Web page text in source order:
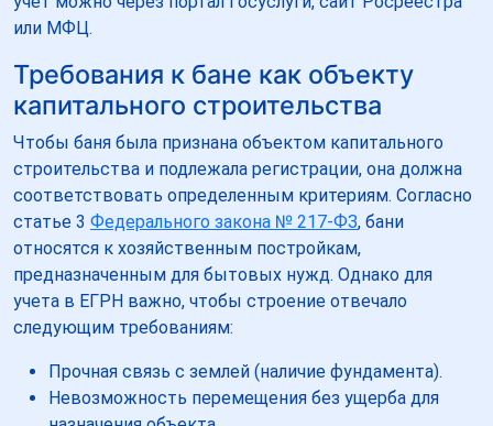
или МФЦ.
Требования к бане как объекту
капитального строительства
Чтобы баня была признана объектом капитального
строительства и подлежала регистрации, она должна
соответствовать определенным критериям. Согласно
статье 3 Федерального закона № 217-ФЗ, бани
относятся к хозяйственным постройкам,
предназначенным для бытовых нужд. Однако для
учета в ЕГРН важно, чтобы строение отвечало
следующим требованиям:
Прочная связь с землей (наличие фундамента).
Невозможность перемещения без ущерба для